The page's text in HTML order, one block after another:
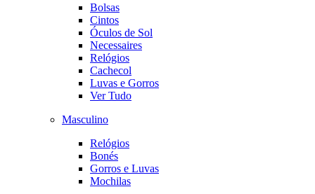
Bolsas
Cintos
Óculos de Sol
Necessaires
Relógios
Cachecol
Luvas e Gorros
Ver Tudo
Masculino
Relógios
Bonés
Gorros e Luvas
Mochilas